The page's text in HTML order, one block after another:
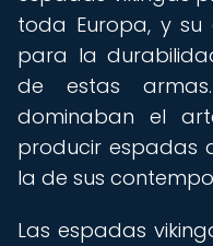
toda Europa, y
para la
de estas
dominaban el
producir espadas
la de sus
Las espadas